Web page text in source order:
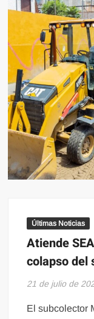
Últimas Noticias
Atiende
colapso del
21 de julio de
El subcolector